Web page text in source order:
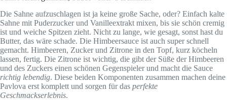
Die Sahne aufzuschlagen ist ja keine große Sache, oder? Einfach kalte
Sahne mit Puderzucker und Vanilleextrakt mixen, bis sie schön cremig
ist und weiche Spitzen zieht. Nicht zu lange, wie gesagt, sonst hast du
Butter, das wäre schade. Die Himbeersauce ist auch super schnell
gemacht. Himbeeren, Zucker und Zitrone in den Topf, kurz köcheln
lassen, fertig. Die Zitrone ist wichtig, die gibt der Süße der Himbeeren
und des Zuckers einen schönen Gegenspieler und macht die Sauce
richtig lebendig. Diese beiden Komponenten zusammen machen deine
Pavlova erst komplett und sorgen für das perfekte
Geschmackserlebnis.